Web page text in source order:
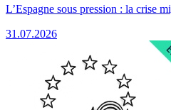
L’Espagne sous pression : la crise
31.07.2026